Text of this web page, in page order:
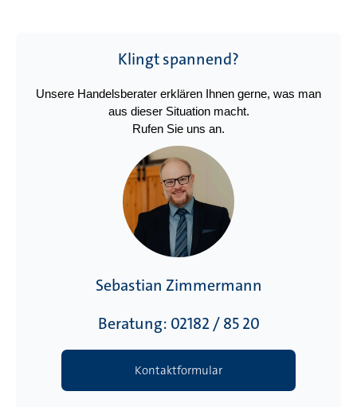
Klingt spannend?
Unsere Handelsberater erklären Ihnen gerne, was man
aus dieser Situation macht.
Rufen Sie uns an.
Sebastian Zimmermann
Beratung: 02182 / 85 20
Kontaktformular